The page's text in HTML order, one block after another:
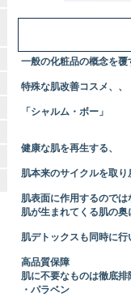
一般の化粧品の概念を覆
特殊な肌改善コスメ、、
「シャルム・ボー」
健康な肌を再生する、
肌本来のサイクルを取り
肌表面に作用するのでは
肌が生まれてくる肌の奥
肌デトックスも同時に行
高品質保障
肌に不要なものは徹底排
・パラベン